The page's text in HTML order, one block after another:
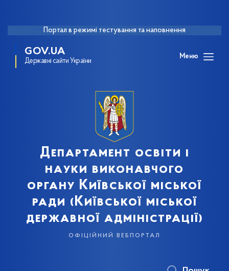
Портал в режимі тестування та наповнення
GOV.UA
Державні сайти України
Меню
Департамент освіти і
науки виконавчого
органу Київської міської
ради (Київської міської
державної адміністрації)
офіційний вебпортал